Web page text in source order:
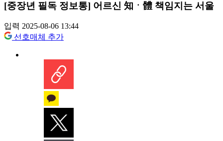
[중장년 필독 정보통] 어르신 知ㆍ體 책임지는 서울
입력 2025-08-06 13:44
선호매체 추가